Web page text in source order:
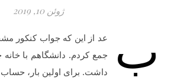
ژوئن 10, 2019
ب
عد از این که جواب کنکور
جمع کردم. دانشگاهم با
داشت. برای اولین بار، حساب